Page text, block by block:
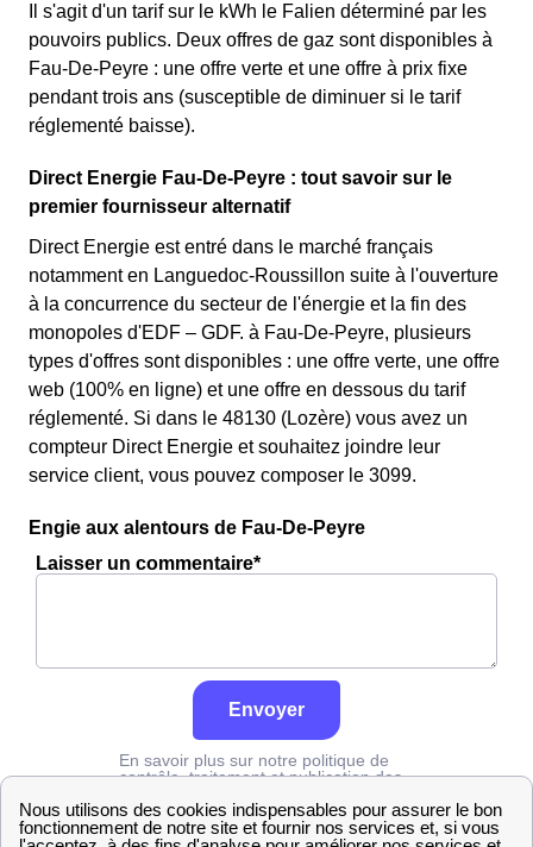
Il s'agit d'un tarif sur le kWh le Falien déterminé par les
pouvoirs publics. Deux offres de gaz sont disponibles à
Fau-De-Peyre : une offre verte et une offre à prix fixe
pendant trois ans (susceptible de diminuer si le tarif
réglementé baisse).
Direct Energie Fau-De-Peyre : tout savoir sur le
premier fournisseur alternatif
Direct Energie est entré dans le marché français
notamment en Languedoc-Roussillon suite à l'ouverture
à la concurrence du secteur de l'énergie et la fin des
monopoles d'EDF – GDF. à Fau-De-Peyre, plusieurs
types d'offres sont disponibles : une offre verte, une offre
web (100% en ligne) et une offre en dessous du tarif
réglementé. Si dans le 48130 (Lozère) vous avez un
compteur Direct Energie et souhaitez joindre leur
service client, vous pouvez composer le 3099.
Engie aux alentours de Fau-De-Peyre
Laisser un commentaire*
Envoyer
En savoir plus sur notre politique de
contrôle, traitement et publication des